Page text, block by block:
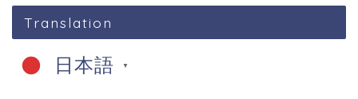
Translation
日本語 ▼